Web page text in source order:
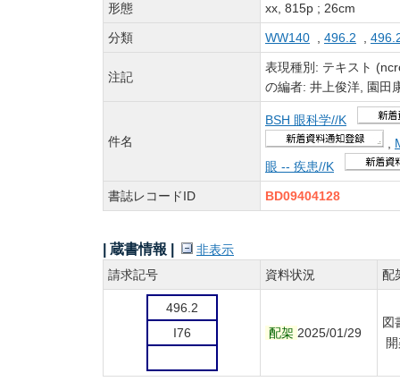
形態 xx, 815p ; 26cm
分類 WW140 496.2
注記
表現種別: テキスト
の編者: 井上俊洋, 園田
件名
BSH 眼科学//K
眼 -- 疾患//K
書誌レコードID BD09404128
| 蔵書情報 |
非表示
請求記号
資料状況 配
496.2
I76
配架 2025/01/29
図